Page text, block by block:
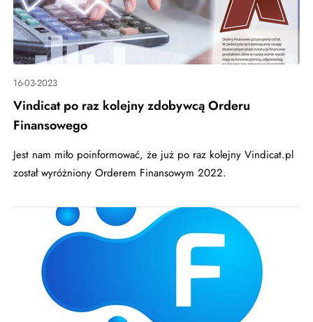
16-03-2023
Vindicat po raz kolejny zdobywcą Orderu
Finansowego
Jest nam miło poinformować, że już po raz kolejny Vindicat.pl
został wyróżniony Orderem Finansowym 2022.